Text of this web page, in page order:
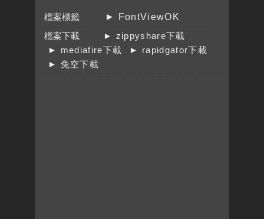
檔案標籤
► FontViewOK
檔案下載